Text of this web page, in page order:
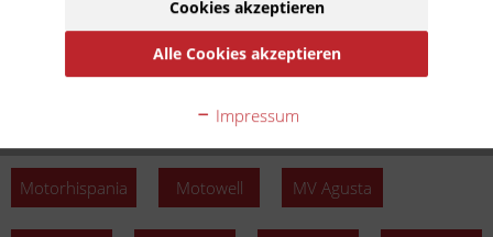
Mash MBK
Motorhispania Motowell MV Agusta
Cookies akzeptieren
Alle Cookies akzeptieren
Impressum